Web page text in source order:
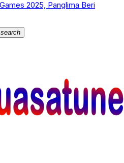
2025, Panglima Beri
search